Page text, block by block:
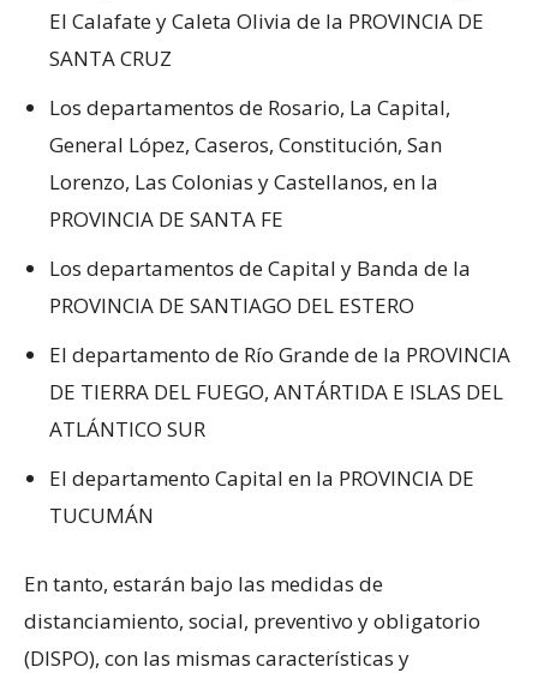
El Calafate y Caleta Olivia de la PROVINCIA DE
SANTA CRUZ
Los departamentos de Rosario, La Capital,
General López, Caseros, Constitución, San
Lorenzo, Las Colonias y Castellanos, en la
PROVINCIA DE SANTA FE
Los departamentos de Capital y Banda de la
PROVINCIA DE SANTIAGO DEL ESTERO
El departamento de Río Grande de la PROVINCIA
DE TIERRA DEL FUEGO, ANTÁRTIDA E ISLAS DEL
ATLÁNTICO SUR
El departamento Capital en la PROVINCIA DE
TUCUMÁN
En tanto, estarán bajo las medidas de
distanciamiento, social, preventivo y obligatorio
(DISPO), con las mismas características y